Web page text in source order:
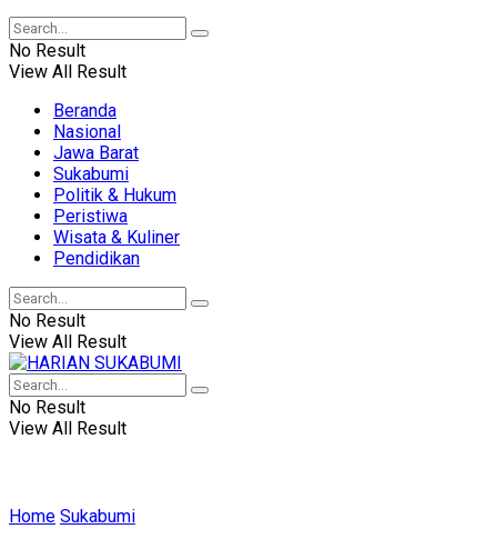
No Result
View All Result
Beranda
Nasional
Jawa Barat
Sukabumi
Politik & Hukum
Peristiwa
Wisata & Kuliner
Pendidikan
No Result
View All Result
No Result
View All Result
Home Sukabumi